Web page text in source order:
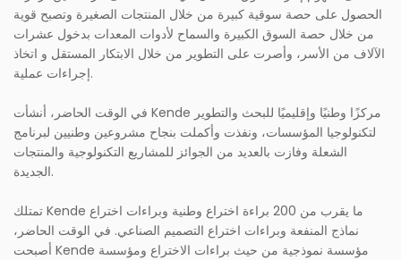
الحصول على حصة سوقية كبيرة من خلال المنتجات الصغيرة وتصبح قوية
من خلال حصة السوق الكبيرة والسماح لأدوات المعدات بدخول عشرات
الآلاف من الأسر، وأصرت على التطوير من خلال الابتكار المستقل و اتخاذ
إجراءات عملية.
في الوقت الحاضر، أنشأت Kende مركزًا وطنيًا وإقليميًا للبحث والتطوير
لتكنولوجيا المؤسسات، ونفذت وأكملت بنجاح مشروعين وطنيين لبرنامج
الشعلة وفازت بالعديد من الجوائز للمشاريع التكنولوجية والمنتجات
الجديدة.
تمتلك Kende ما يقرب من 200 براءة اختراع وطنية وبراءات اختراع
نماذج المنفعة وبراءات اختراع التصميم الصناعي. في الوقت الحاضر،
أصبحت Kende مؤسسة نموذجية من حيث براءات الاختراع ومؤسسة